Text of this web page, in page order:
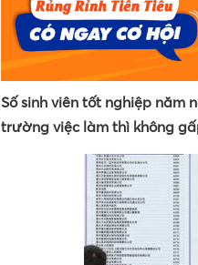
Số sinh viên tốt nghiệp năm
trường việc làm thì không